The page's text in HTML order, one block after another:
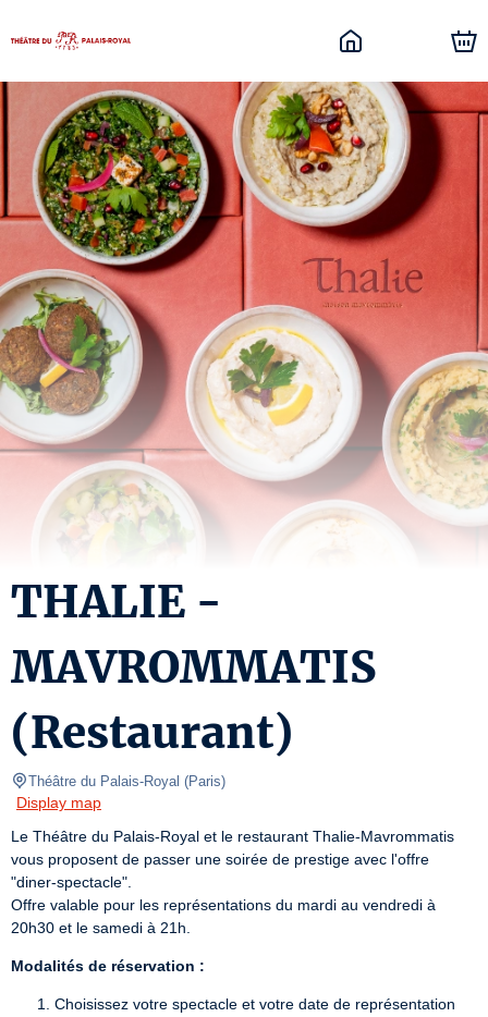
THALIE -
MAVROMMATIS
(Restaurant)
Théâtre du Palais-Royal (Paris)
Display map
Le Théâtre du Palais-Royal et le restaurant Thalie-Mavrommatis
vous proposent de passer une soirée de prestige avec l'offre
"diner-spectacle".
Offre valable pour les représentations du mardi au vendredi à
20h30 et le samedi à 21h.
Modalités de réservation :
Choisissez votre spectacle et votre date de représentation